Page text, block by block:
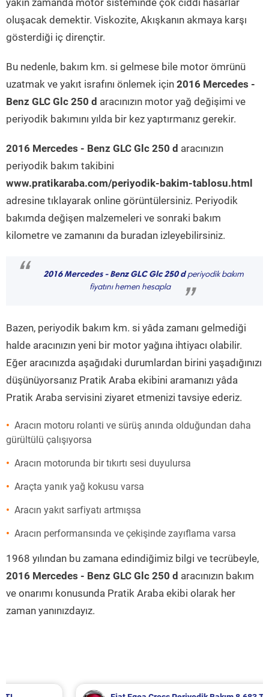
yakın zamanda motor sisteminde çok ciddi hasarlar
oluşacak demektir. Viskozite, Akışkanın akmaya karşı
gösterdiği iç dirençtir.
Bu nedenle, bakım km. si gelmese bile motor ömrünü
uzatmak ve yakıt israfını önlemek için 2016 Mercedes -
Benz GLC Glc 250 d aracınızın motor yağ değişimi ve
periyodik bakımını yılda bir kez yaptırmanız gerekir.
2016 Mercedes - Benz GLC Glc 250 d aracınızın
periyodik bakım takibini
www.pratikaraba.com/periyodik-bakim-tablosu.html
adresine tıklayarak online görüntülersiniz. Periyodik
bakımda değişen malzemeleri ve sonraki bakım
kilometre ve zamanını da buradan izleyebilirsiniz.
“ 2016 Mercedes - Benz GLC Glc 250 dperiyodik bakım
fiyatını hemen hesapla
”
Bazen, periyodik bakım km. si yâda zamanı gelmediği
halde aracınızın yeni bir motor yağına ihtiyacı olabilir.
Eğer aracınızda aşağıdaki durumlardan birini yaşadığınızı
düşünüyorsanız Pratik Araba ekibini aramanızı yâda
Pratik Araba servisini ziyaret etmenizi tavsiye ederiz.
Aracın motoru rolanti ve sürüş anında olduğundan daha
gürültülü çalışıyorsa
Aracın motorunda bir tıkırtı sesi duyulursa
Araçta yanık yağ kokusu varsa
Aracın yakıt sarfiyatı artmışsa
Aracın performansında ve çekişinde zayıflama varsa
1968 yılından bu zamana edindiğimiz bilgi ve tecrübeyle,
2016 Mercedes - Benz GLC Glc 250 d aracınızın bakım
ve onarımı konusunda Pratik Araba ekibi olarak her
zaman yanınızdayız.